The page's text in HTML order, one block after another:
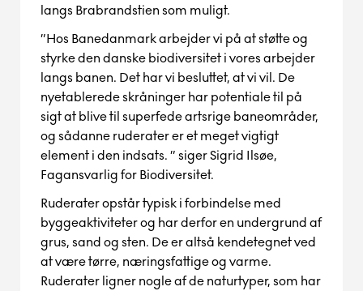
langs Brabrand stien som muligt.
”Hos Banedanmarkarbejder vi på at støtte og
styrke den danske biodiversitet i vores arbejder
langs banen. Det har vi besluttet, at vi vil. De
nyetablerede skråninger har potentiale til på
sigt at blive til superfede artsrige baneområder,
og sådanne ruderaterer et meget vigtigt
element i den indsats. ” siger Sigrid Ilsøe,
Fagansvarlig for Biodiversitet.
Ruderateropstår typisk i forbindelse med
byggeaktiviteter og har derfor en undergrund af
grus, sand og sten. Deeraltså kendetegnet ved
at være tørre, næringsfattige og varme.
Ruderater ligner nogle afde naturtyper, som har